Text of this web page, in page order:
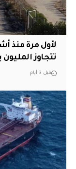
لأول مرة منذ
تتجاوز المليون
قبل 3 أيام